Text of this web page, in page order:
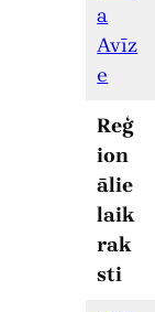
a
Avīz
e
Reģ
ion
ālie
laik
rak
sti